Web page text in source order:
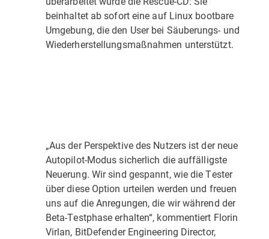
beinhaltet ab sofort eine auf Linux bootbare
Umgebung, die den User bei Säuberungs- und
Wiederherstellungs­maßnahmen unterstützt.
„Aus der Perspektive des Nutzers ist der neue
Autopilot-Modus sicherlich die auffälligste
Neuerung. Wir sind gespannt, wie die Tester
über diese Option urteilen werden und freuen
uns auf die Anregungen, die wir während der
Beta-Testphase erhalten“, kommentiert Florin
Virlan, BitDefender Engineering Director,